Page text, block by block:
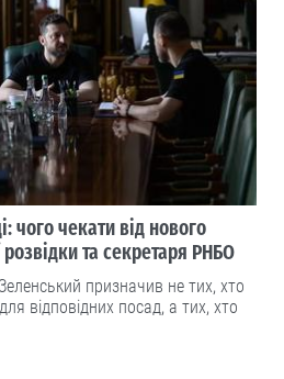
чого чекати від нового
та секретаря РНБО
призначив не тих, хто
відповідних посад, а тих, хто